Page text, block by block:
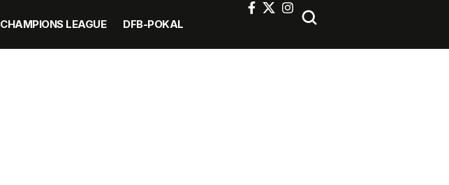
CHAMPIONS LEAGUE DFB-POKAL